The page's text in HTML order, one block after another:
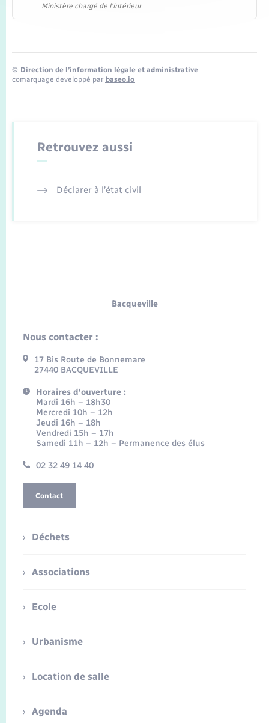
Ministère chargé de l'intérieur
© Direction de l’information légale et administrative
comarquage developpé par baseo.io
Retrouvez aussi
Déclarer à l’état civil
Bacqueville
Nous contacter :
17 Bis Route de Bonnemare
27440 BACQUEVILLE
Horaires d'ouverture :
Mardi 16h – 18h30
Mercredi 10h – 12h
Jeudi 16h – 18h
Vendredi 15h – 17h
Samedi 11h – 12h – Permanence des élus
02 32 49 14 40
Contact
Déchets
Associations
Ecole
Urbanisme
Location de salle
Agenda